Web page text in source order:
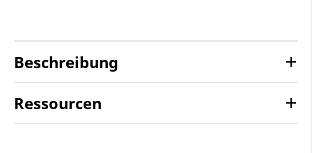
Beschreibung
Ressourcen